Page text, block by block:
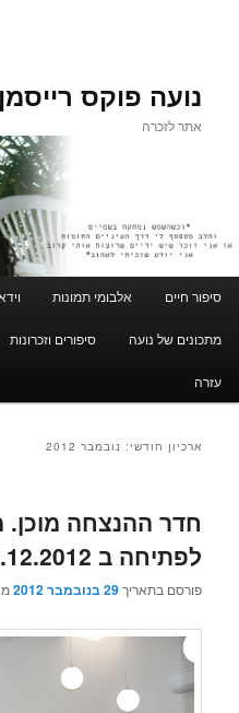
נועה פוקס רייסמן
אתר לזכרה
לדלג לתוכן
לדלג לתוכן המשני
סיפור חיים אלבומי תמונות
מתכונים של נועה סיפורים וזכרונות
עזרה
ארכיון חודשי: נובמבר 2012
חדר ההנצחה מוכן.
לפתיחה ב 02.12.2012
פורסם בתאריך29 בנובמבר 2012